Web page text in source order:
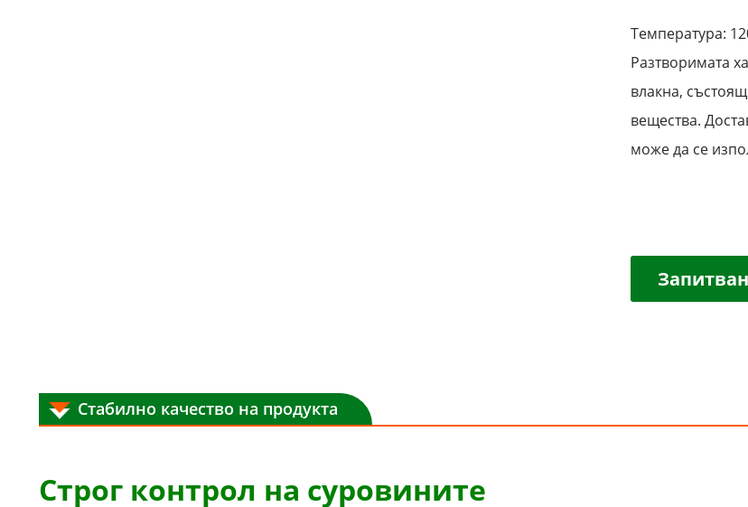
Температура:
Разтворимата
влакна,
вещества.
може да се
Стабилно качество на продукта
Строг контрол на суровините